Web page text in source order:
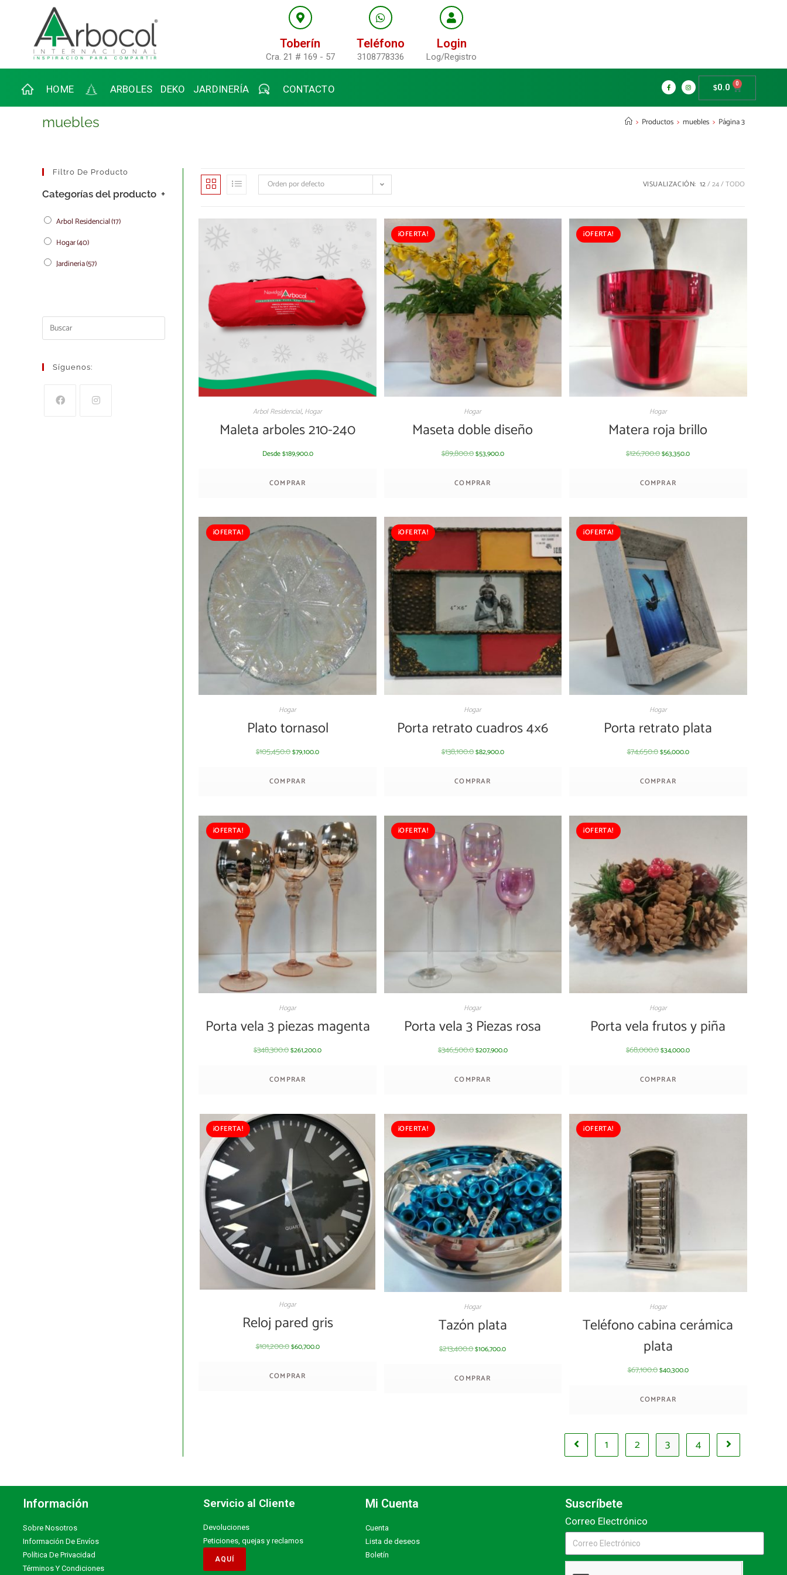
Toberín
Cra. 21 # 169 - 57
Teléfono
3108778336
Login
Log/Registro
HOME ARBOLES DEKO JARDINERÍA CONTACTO $0.0 0
muebles > Productos > muebles > Página 3
Orden por defecto VISUALIZACIÓN: 12 24 TODO
Arbol Residencial, Hogar
Maleta arboles 210-240
Desde $189,900.0
COMPRAR
¡OFERTA!
Hogar
Maseta doble diseño
$89,800.0 $53,900.0
COMPRAR
¡OFERTA!
Hogar
Matera roja brillo
$126,700.0 $63,350.0
COMPRAR
¡OFERTA!
Hogar
Plato tornasol
$105,450.0 $79,100.0
COMPRAR
¡OFERTA!
Hogar
Porta retrato cuadros 4×6
$138,100.0 $82,900.0
COMPRAR
¡OFERTA!
Hogar
Porta retrato plata
$74,650.0 $56,000.0
COMPRAR
¡OFERTA!
Hogar
Porta vela 3 piezas magenta
$348,300.0 $261,200.0
COMPRAR
¡OFERTA!
Hogar
Porta vela 3 Piezas rosa
$346,500.0 $207,900.0
COMPRAR
¡OFERTA!
Hogar
Porta vela frutos y piña
$68,000.0 $34,000.0
COMPRAR
¡OFERTA!
Hogar
Reloj pared gris
$101,200.0 $60,700.0
COMPRAR
¡OFERTA!
Hogar
Tazón plata
$213,400.0 $106,700.0
COMPRAR
¡OFERTA!
Hogar
Teléfono cabina cerámica
plata
$67,100.0 $40,300.0
COMPRAR
1 2 3 4
Filtro De Producto
Categorías del producto +
Arbol Residencial(17)
Hogar(40)
Jardineria(57)
Síguenos:
Información
Sobre Nosotros
Información De Envíos
Política De Privacidad
Términos Y Condiciones
Servicio al Cliente
Devoluciones
Peticiones, quejas y reclamos
Mi Cuenta
Cuenta
Lista de deseos
Boletín
Suscríbete
Correo Electrónico